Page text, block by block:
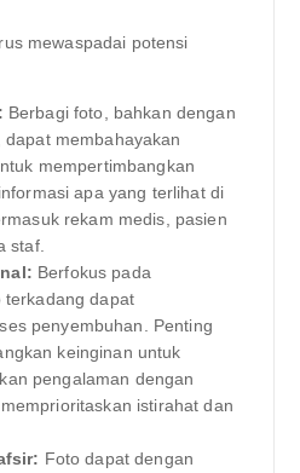
mewaspadai potensi
Berbagi foto, bahkan dengan
membahayakan
mempertimbangkan
apa yang terlihat di
rekam medis, pasien
staf.
Berfokus pada
terkadang dapat
penyembuhan. Penting
keinginan untuk
pengalaman dengan
istirahat dan
Foto dapat dengan